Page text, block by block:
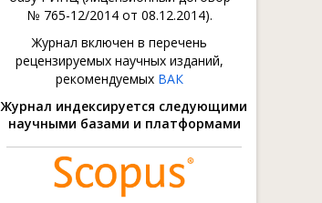
№ 765-12/2014 от 08.12.2014).
Журнал включен в перечень
рецензируемых научных изданий,
рекомендуемых ВАК
Журнал индексируется следующими
научными базами и платформами